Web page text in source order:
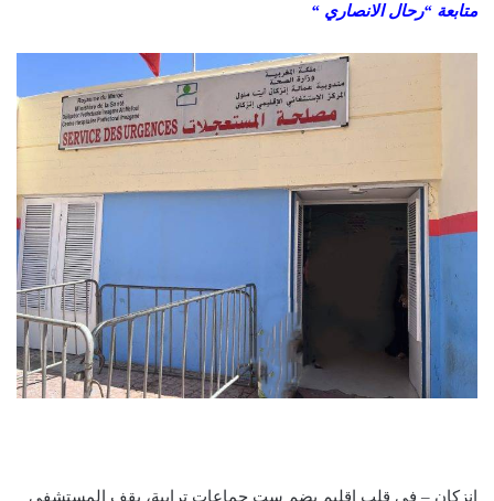
متابعة “رحال الانصاري “
إنزكان – في قلب إقليم يضم ست جماعات ترابية، يقف المستشفى